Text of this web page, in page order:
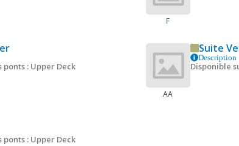
F
ponts : Upper Deck
AA
Suite
Description
Disponible
ponts : Upper Deck